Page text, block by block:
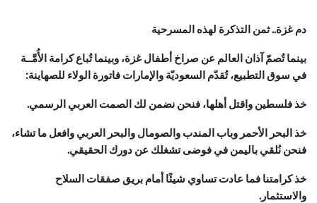
دم غزة.. ثمن التذكرة لهذه المسرحية
بينما تُصمّ آذان العالم عن صراخ أطفال غزة، وبينما تُباع كرامة الأُمَّــة
في سوق التطبيع، تُقدّم السعوديّة والإمارات فاتورة الولاء للصهاينة:
خذ فلسطين واقتل أهلها، فنحن نضمن لك الصمت العربي الرسمي.
خذ البحر الأحمر وباب المندب والصومال والبحر العربي وافعل ما تشاء،
فنحن نُلقي باليمن في فوضى تشغلك عن دورك الحقيقي.
خذ كرامتنا فما عادت تساوي شيئًا أمام بريق صفقات السلاح
والاستثمار.